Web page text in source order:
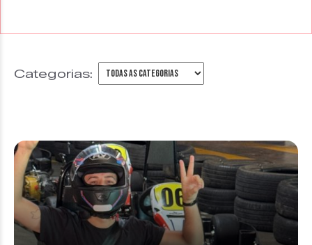
Categorias: